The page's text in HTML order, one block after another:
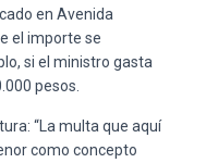
en Avenida
el importe se
si el ministro gasta
pesos.
“La multa que aquí
como concepto